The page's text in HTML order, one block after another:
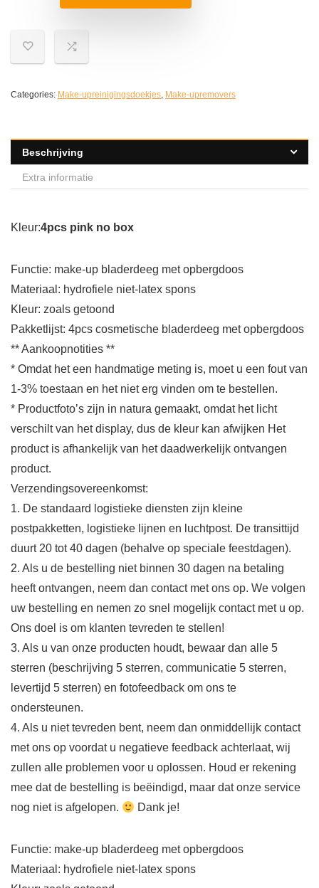
Categories: Make-upreinigingsdoekjes, Make-upremovers
Beschrijving
Extra informatie
Kleur:4pcs pink no box
Functie: make-up bladerdeeg met opbergdoos
Materiaal: hydrofiele niet-latex spons
Kleur: zoals getoond
Pakketlijst: 4pcs cosmetische bladerdeeg met opbergdoos
** Aankoopnotities **
* Omdat het een handmatige meting is, moet u een fout van
1-3% toestaan ​​en het niet erg vinden om te bestellen.
* Productfoto’s zijn in natura gemaakt, omdat het licht
verschilt van het display, dus de kleur kan afwijken Het
product is afhankelijk van het daadwerkelijk ontvangen
product.
Verzendingsovereenkomst:
1. De standaard logistieke diensten zijn kleine
postpakketten, logistieke lijnen en luchtpost. De transittijd
duurt 20 tot 40 dagen (behalve op speciale feestdagen).
2. Als u de bestelling niet binnen 30 dagen na betaling
heeft ontvangen, neem dan contact met ons op. We volgen
uw bestelling en nemen zo snel mogelijk contact met u op.
Ons doel is om klanten tevreden te stellen!
3. Als u van onze producten houdt, bewaar dan alle 5
sterren (beschrijving 5 sterren, communicatie 5 sterren,
levertijd 5 sterren) en fotofeedback om ons te
ondersteunen.
4. Als u niet tevreden bent, neem dan onmiddellijk contact
met ons op voordat u negatieve feedback achterlaat, wij
zullen alle problemen voor u oplossen. Houd er rekening
mee dat de bestelling is beëindigd, maar dat onze service
nog niet is afgelopen.
Dank je!
Functie: make-up bladerdeeg met opbergdoos
Materiaal: hydrofiele niet-latex spons